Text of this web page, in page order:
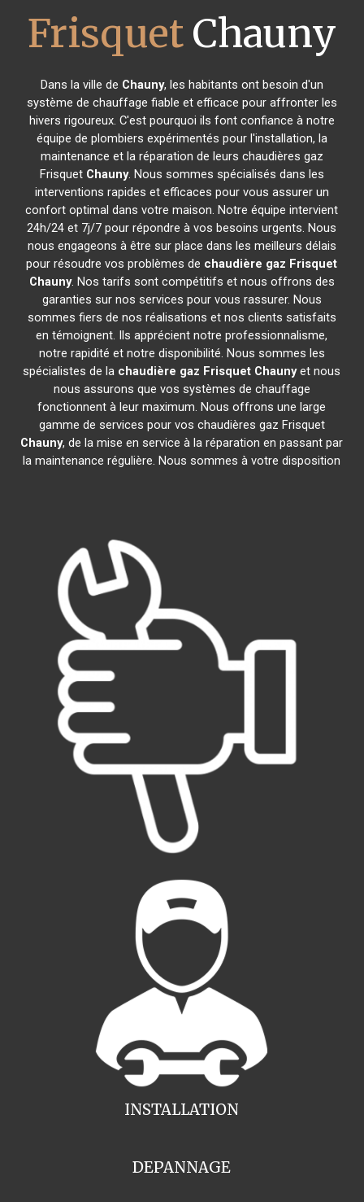
FrisquetChauny
Dans la ville de Chauny, les habitants ont besoin d'un
système de chauffage fiable et efficace pour affronter les
hivers rigoureux. C'est pourquoi ils font confiance à notre
équipe de plombiers expérimentés pour l'installation, la
maintenance et la réparation de leurs chaudières gaz
Frisquet Chauny. Nous sommes spécialisés dans les
interventions rapides et efficaces pour vous assurer un
confort optimal dans votre maison. Notre équipe intervient
24h/24 et 7j/7 pour répondre à vos besoins urgents. Nous
nous engageons à être sur place dans les meilleurs délais
pour résoudre vos problèmes de chaudière gaz Frisquet
Chauny. Nos tarifs sont compétitifs et nous offrons des
garanties sur nos services pour vous rassurer. Nous
sommes fiers de nos réalisations et nos clients satisfaits
en témoignent. Ils apprécient notre professionnalisme,
notre rapidité et notre disponibilité. Nous sommes les
spécialistes de la chaudière gaz Frisquet Chaunyet nous
nous assurons que vos systèmes de chauffage
fonctionnent à leur maximum. Nous offrons une large
gamme de services pour vos chaudières gaz Frisquet
Chauny, de la mise en service à la réparation en passant par
la maintenance régulière. Nous sommes à votre disposition
INSTALLATION
DEPANNAGE